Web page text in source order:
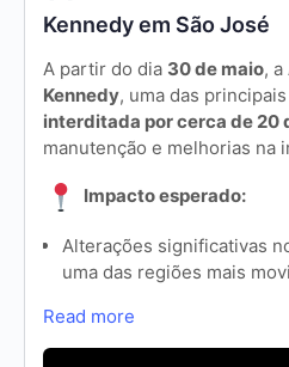
Kennedy em São José
A partir do dia 30 de maio, a
Kennedy, uma das
interditada por cerca de 20
manutenção e melhorias na
Impacto esperado:
Alterações significativas
uma das regiões mais
Read more